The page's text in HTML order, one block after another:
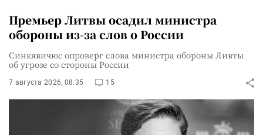
Премьер Литвы осадил министра
обороны из-за слов о России
Синкявичюс опроверг слова министра обороны Ливты
об угрозе со стороны России
7 августа 2026, 08:35 15